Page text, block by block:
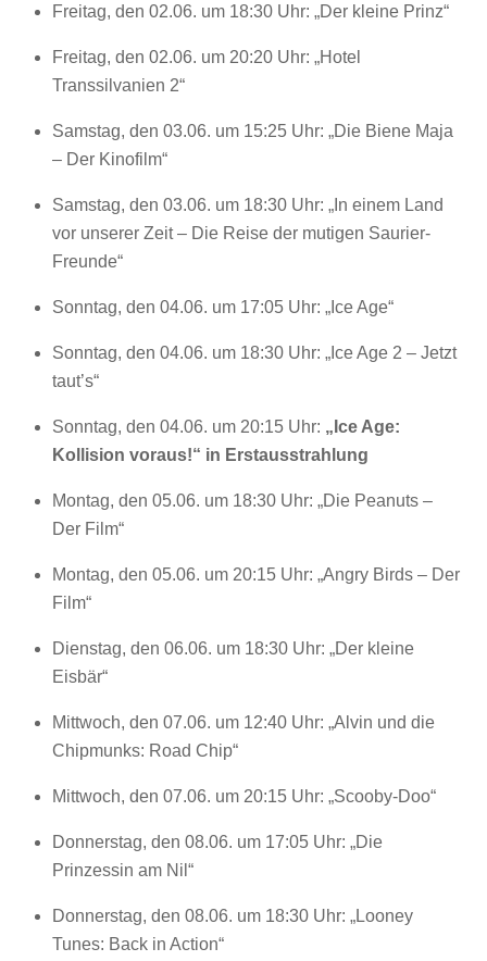
Freitag, den 02.06. um 18:30 Uhr: „Der kleine Prinz“
Freitag, den 02.06. um 20:20 Uhr: „Hotel
Transsilvanien 2“
Samstag, den 03.06. um 15:25 Uhr: „Die Biene Maja
– Der Kinofilm“
Samstag, den 03.06. um 18:30 Uhr: „In einem Land
vor unserer Zeit – Die Reise der mutigen Saurier-
Freunde“
Sonntag, den 04.06. um 17:05 Uhr: „Ice Age“
Sonntag, den 04.06. um 18:30 Uhr: „Ice Age 2 – Jetzt
taut’s“
Sonntag, den 04.06. um 20:15 Uhr: „Ice Age:
Kollision voraus!“ in Erstausstrahlung
Montag, den 05.06. um 18:30 Uhr: „Die Peanuts –
Der Film“
Montag, den 05.06. um 20:15 Uhr: „Angry Birds – Der
Film“
Dienstag, den 06.06. um 18:30 Uhr: „Der kleine
Eisbär“
Mittwoch, den 07.06. um 12:40 Uhr: „Alvin und die
Chipmunks: Road Chip“
Mittwoch, den 07.06. um 20:15 Uhr: „Scooby-Doo“
Donnerstag, den 08.06. um 17:05 Uhr: „Die
Prinzessin am Nil“
Donnerstag, den 08.06. um 18:30 Uhr: „Looney
Tunes: Back in Action“